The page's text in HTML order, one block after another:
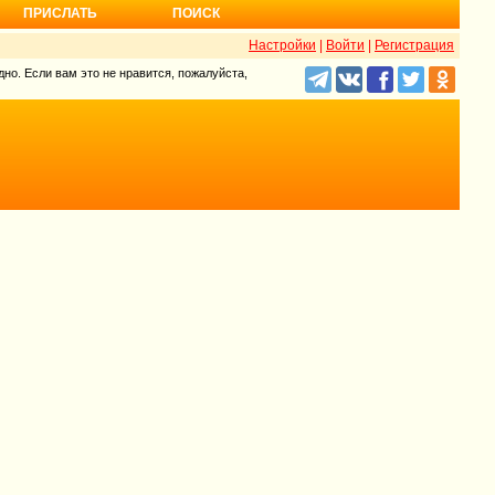
ПРИСЛАТЬ ПОИСК
Настройки Войти Регистрация
Если вам это не нравится, пожалуйста,